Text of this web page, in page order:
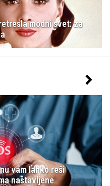
modni svet: za
vam lahko reši
nastavljene